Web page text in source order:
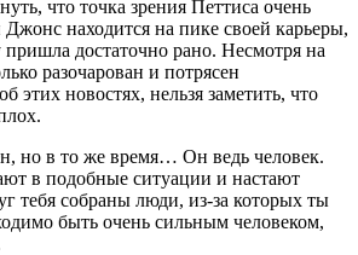
что точка зрения Петтиса очень
находится на пике своей карьеры,
пришла достаточно рано. Несмотря на
разочарован и потрясен
этих новостях, нельзя заметить, что
но в то же время… Он ведь человек.
в подобные ситуации и настают
тебя собраны люди, из-за которых ты
быть очень сильным человеком,